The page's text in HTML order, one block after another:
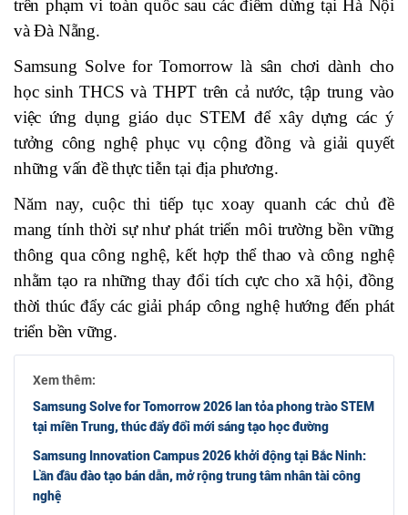
trên phạm vi toàn quốc sau các điểm dừng tại Hà Nội
và Đà Nẵng.
Samsung Solve for Tomorrow là sân chơi dành cho
học sinh THCS và THPT trên cả nước, tập trung vào
việc ứng dụng giáo dục STEM để xây dựng các ý
tưởng công nghệ phục vụ cộng đồng và giải quyết
những vấn đề thực tiễn tại địa phương.
Năm nay, cuộc thi tiếp tục xoay quanh các chủ đề
mang tính thời sự như phát triển môi trường bền vững
thông qua công nghệ, kết hợp thể thao và công nghệ
nhằm tạo ra những thay đổi tích cực cho xã hội, đồng
thời thúc đẩy các giải pháp công nghệ hướng đến phát
triển bền vững.
Xem thêm:
Samsung Solve for Tomorrow 2026 lan tỏa phong trào STEM
tại miền Trung, thúc đẩy đổi mới sáng tạo học đường
Samsung Innovation Campus 2026 khởi động tại Bắc Ninh:
Lần đầu đào tạo bán dẫn, mở rộng trung tâm nhân tài công
nghệ